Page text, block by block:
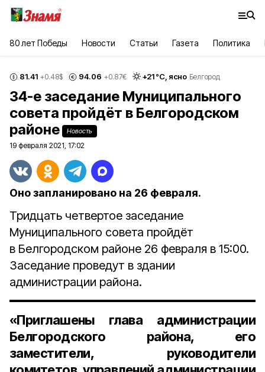
80 лет Победы Новости Статьи Газета Политика
81.41 +0.48$ 94.06 +0.87€ +21°С, ясно Белгород
34-е заседание Муниципального
совета пройдёт в Белгородском
районе
Новость
19 февраля 2021, 17:02
Оно запланировано на 26 февраля.
Тридцать четвертое заседание
Муниципального совета пройдёт
в Белгородском районе 26 февраля в 15:00.
Заседание проведут в здании
администрации района.
«Приглашены глава администрации
Белгородского района, его
заместители, руководители